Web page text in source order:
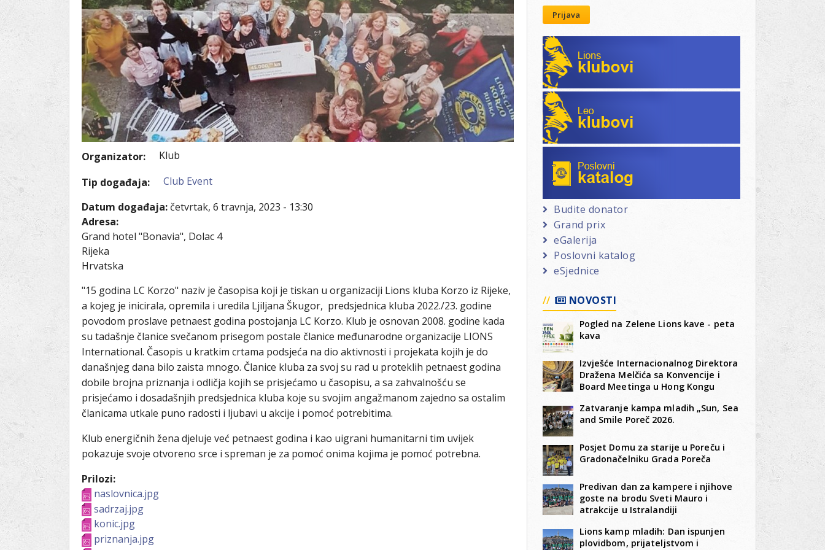
Lions International
Club finder
Podaci o LEO D-126 i kontakt
Organizator: Klub
Tip događaja:
Club Event
Datum događaja: četvrtak, 6 travnja, 2023 - 13:30
Adresa:
Grand hotel "Bonavia", Dolac 4
Rijeka
Hrvatska
"15 godina LC Korzo" naziv je časopisa koji je tiskan u organizaciji Lions kluba Korzo iz Rijeke,
a kojeg je inicirala, opremila i uredila Ljiljana Škugor, predsjednica kluba 2022./23. godine
povodom proslave petnaest godina postojanja LC Korzo. Klub je osnovan 2008. godine kada
su tadašnje članice svečanom prisegom postale članice međunarodne organizacije LIONS
International. Časopis u kratkim crtama podsjeća na dio aktivnosti i projekata kojih je do
današnjeg dana bilo zaista mnogo. Članice kluba za svoj su rad u proteklih petnaest godina
dobile brojna priznanja i odličja kojih se prisjećamo u časopisu, a sa zahvalnošću se
prisjećamo i dosadašnjih predsjednica kluba koje su svojim angažmanom zajedno sa ostalim
članicama utkale puno radosti i ljubavi u akcije i pomoć potrebitima.
Klub energičnih žena djeluje već petnaest godina i kao uigrani humanitarni tim uvijek
pokazuje svoje otvoreno srce i spreman je za pomoć onima kojima je pomoć potrebna.
Prilozi:
naslovnica.jpg
sadrzaj.jpg
konic.jpg
priznanja.jpg
Prijava
Lions klubovi
Leo klubovi
Budite donator
Grand prix
eGalerija
Poslovni katalog
eSjednice
NOVOSTI
Pogled na Zelene Lions kave - peta
kava
Izvješće Internacionalnog Direktora
Dražena Melčića sa Konvencije i
Board Meetinga u Hong Kongu
Zatvaranje kampa mladih „Sun, Sea
and Smile Poreč 2026.
Posjet Domu za starije u Poreču i
Gradonačelniku Grada Poreča
Predivan dan za kampere i njihove
goste na brodu Sveti Mauro i
atrakcije u Istralandiji
Lions kamp mladih: Dan ispunjen
plovidbom, prijateljstvom i